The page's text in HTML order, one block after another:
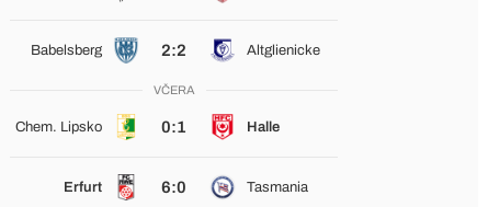
Babelsberg 2:2 Altglienicke
VČERA
Chem. Lipsko 0:1 Halle
Erfurt 6:0 Tasmania